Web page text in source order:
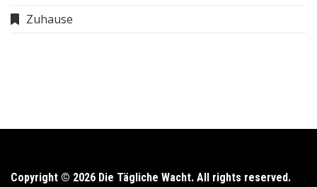
Zuhause
Copyright © 2026 Die Tägliche Wacht. All rights reserved.